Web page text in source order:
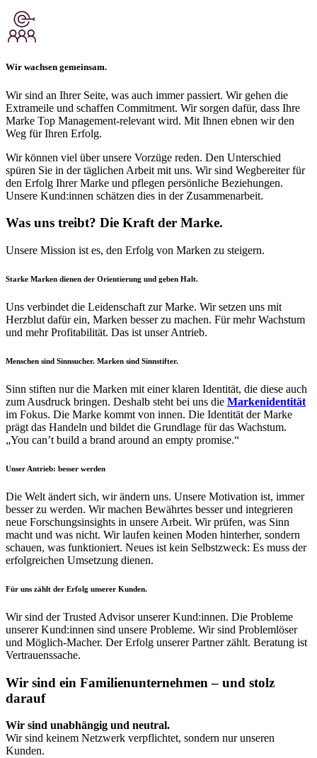
Wir wachsen gemeinsam.
Wir sind an Ihrer Seite, was auch immer passiert. Wir gehen die
Extrameile und schaffen Commitment. Wir sorgen dafür, dass Ihre
Marke Top Management-relevant wird. Mit Ihnen ebnen wir den
Weg für Ihren Erfolg.
Wir können viel über unsere Vorzüge reden. Den Unterschied
spüren Sie in der täglichen Arbeit mit uns. Wir sind Wegbereiter für
den Erfolg Ihrer Marke und pflegen persönliche Beziehungen.
Unsere Kund:innen schätzen dies in der Zusammenarbeit.
Was uns treibt? Die Kraft der Marke.
Unsere Mission ist es, den Erfolg von Marken zu steigern.
Starke Marken dienen der Orientierung und geben Halt.
Uns verbindet die Leidenschaft zur Marke. Wir setzen uns mit
Herzblut dafür ein, Marken besser zu machen. Für mehr Wachstum
und mehr Profitabilität. Das ist unser Antrieb.
Menschen sind Sinnsucher. Marken sind Sinnstifter.
Sinn stiften nur die Marken mit einer klaren Identität, die diese auch
zum Ausdruck bringen. Deshalb steht bei uns die Markenidentität
im Fokus. Die Marke kommt von innen. Die Identität der Marke
prägt das Handeln und bildet die Grundlage für das Wachstum.
„You can’t build a brand around an empty promise.“
Unser Antrieb: besser werden
Die Welt ändert sich, wir ändern uns. Unsere Motivation ist, immer
besser zu werden. Wir machen Bewährtes besser und integrieren
neue Forschungsinsights in unsere Arbeit. Wir prüfen, was Sinn
macht und was nicht. Wir laufen keinen Moden hinterher, sondern
schauen, was funktioniert. Neues ist kein Selbstzweck: Es muss der
erfolgreichen Umsetzung dienen.
Für uns zählt der Erfolg unserer Kunden.
Wir sind der Trusted Advisor unserer Kund:innen. Die Probleme
unserer Kund:innen sind unsere Probleme. Wir sind Problemlöser
und Möglich-Macher. Der Erfolg unserer Partner zählt. Beratung ist
Vertrauenssache.
Wir sind ein Familienunternehmen – und stolz
darauf
Wir sind unabhängig und neutral.
Wir sind keinem Netzwerk verpflichtet, sondern nur unseren
Kunden.